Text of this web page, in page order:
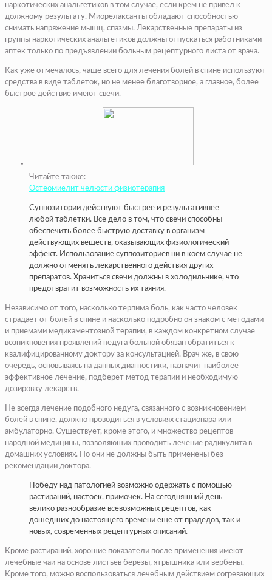
наркотических анальгетиков в том случае, если крем не привел к
должному результату. Миорелаксанты обладают способностью
снимать напряжение мышц, спазмы. Лекарственные препараты из
группы наркотических анальгетиков должны отпускаться работниками
аптек только по предъявлении больным рецептурного листа от врача.
Как уже отмечалось, чаще всего для лечения болей в спине используют
средства в виде таблеток, но не менее благотворное, а главное, более
быстрое действие имеют свечи.
Читайте также:
Остеомиелит челюсти физиотерапия
Суппозитории действуют быстрее и результативнее
любой таблетки. Все дело в том, что свечи способны
обеспечить более быструю доставку в организм
действующих веществ, оказывающих физиологический
эффект. Использование суппозиториев ни в коем случае не
должно отменять лекарственного действия других
препаратов. Храниться свечи должны в холодильнике, что
предотвратит возможность их таяния.
Независимо от того, насколько терпима боль, как часто человек
страдает от болей в спине и насколько подробно он знаком с методами
и приемами медикаментозной терапии, в каждом конкретном случае
возникновения проявлений недуга больной обязан обратиться к
квалифицированному доктору за консультацией. Врач же, в свою
очередь, основываясь на данных диагностики, назначит наиболее
эффективное лечение, подберет метод терапии и необходимую
дозировку лекарств.
Не всегда лечение подобного недуга, связанного с возникновением
болей в спине, должно проводиться в условиях стационара или
амбулаторно. Существует, кроме этого, и множество рецептов
народной медицины, позволяющих проводить лечение радикулита в
домашних условиях. Но они не должны быть применены без
рекомендации доктора.
Победу над патологией возможно одержать с помощью
растираний, настоек, примочек. На сегодняшний день
велико разнообразие всевозможных рецептов, как
дошедших до настоящего времени еще от прадедов, так и
новых, современных рецептурных описаний.
Кроме растираний, хорошие показатели после применения имеют
лечебные чаи на основе листьев березы, ятрышника или вербены.
Кроме того, можно воспользоваться лечебным действием согревающих